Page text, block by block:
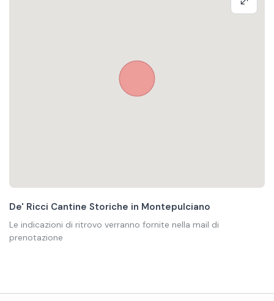
De' Ricci Cantine Storiche in Montepulciano
Le indicazioni di ritrovo verranno fornite nella mail di
prenotazione